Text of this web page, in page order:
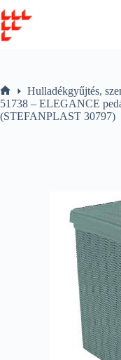
to
content
Home
Hulladékgyűjtés,
51738 – ELEGANCE
(STEFANPLAST 30797)